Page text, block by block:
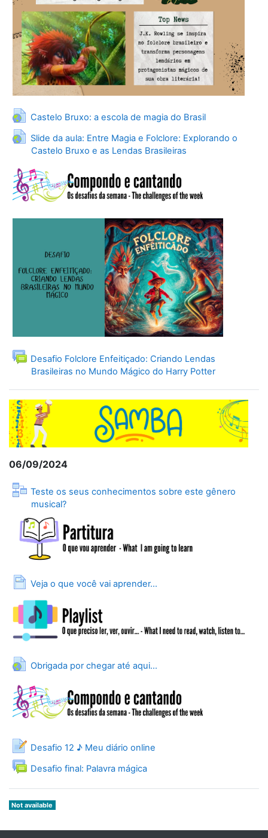
Castelo Bruxo: a escola de magia do Brasil
URL
Slide da aula: Entre Magia e Folclore: Explorando o
Castelo Bruxo e as Lendas Brasileiras
URL
Desafio Folclore Enfeitiçado: Criando Lendas
Brasileiras no Mundo Mágico do Harry Potter
Forum
06/09/2024
Teste os seus conhecimentos sobre este gênero
musical?
Lesson
Veja o que você vai aprender...
Page
Obrigada por chegar até aqui...
URL
Desafio 12 ♪ Meu diário online
Journal
Desafio final: Palavra mágica
Forum
Not available